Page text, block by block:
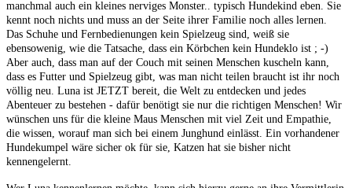
manchmal auch ein kleines nerviges Monster.. typisch Hundekind eben. Sie
kennt noch nichts und muss an der Seite ihrer Familie noch alles lernen.
Das Schuhe und Fernbedienungen kein Spielzeug sind, weiß sie
ebensowenig, wie die Tatsache, dass ein Körbchen kein Hundeklo ist ; -)
Aber auch, dass man auf der Couch mit seinen Menschen kuscheln kann,
dass es Futter und Spielzeug gibt, was man nicht teilen braucht ist ihr noch
völlig neu. Luna ist JETZT bereit, die Welt zu entdecken und jedes
Abenteuer zu bestehen - dafür benötigt sie nur die richtigen Menschen! Wir
wünschen uns für die kleine Maus Menschen mit viel Zeit und Empathie,
die wissen, worauf man sich bei einem Junghund einlässt. Ein vorhandener
Hundekumpel wäre sicher ok für sie, Katzen hat sie bisher nicht
kennengelernt.